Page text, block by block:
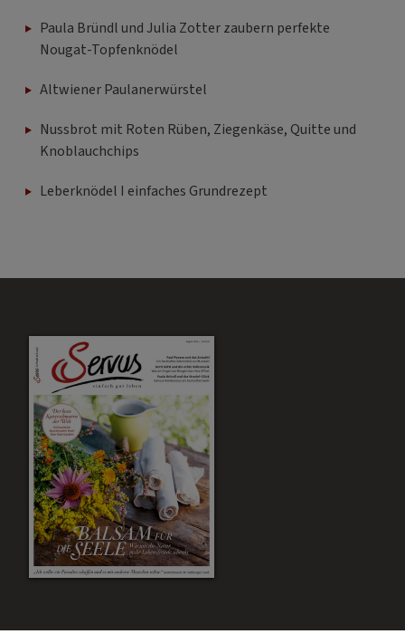
Paula Bründl und Julia Zotter zaubern perfekte
Nougat-Topfenknödel
Altwiener Paulanerwürstel
Nussbrot mit Roten Rüben, Ziegenkäse, Quitte und
Knoblauchchips
Leberknödel I einfaches Grundrezept